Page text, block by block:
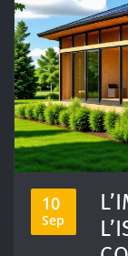
10
Sep